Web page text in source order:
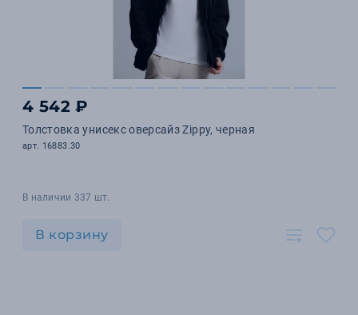
4 542 ₽
Толстовка унисекс оверсайз Zippy, черная
арт. 16883.30
В наличии 337 шт.
В корзину